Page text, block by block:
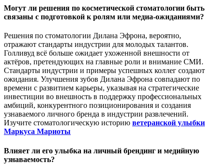
Могут ли решения по косметической стоматологии быть
связаны с подготовкой к ролям или медиа-ожиданиями?
Решения по стоматологии Дилана Эфрона, вероятно,
отражают стандарты индустрии для молодых талантов.
Голливуд всё больше ожидает ухоженной внешности от
актёров, претендующих на главные роли и внимание СМИ.
Стандарты индустрии и примеры успешных коллег создают
ожидания. Улучшения зубов Дилана Эфрона совпадают по
времени с развитием карьеры, указывая на стратегические
инвестиции во внешность в поддержку профессиональных
амбиций, конкурентного позиционирования и создания
узнаваемого личного бренда в индустрии развлечений.
Изучите стоматологическую историю ветеранской улыбки
Маркуса Мариоты
Влияет ли его улыбка на личный брендинг и медийную
узнаваемость?